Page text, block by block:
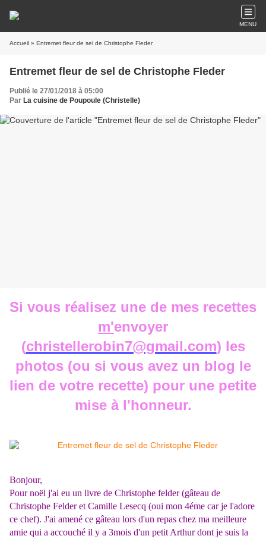
MENU
Accueil » Entremet fleur de sel de Christophe Fleder
Entremet fleur de sel de Christophe Fleder
Publié le 27/01/2018 à 05:00
Par La cuisine de Poupoule (Christelle)
Si vous réalisez une de mes recettes
m'envoyer
(christellerobin7@gmail.com) les
photos (ou si vous avez un blog le
lien de votre recette) pour une petite
mise à l'honneur.
Bonjour,
Pournoël j'ai eu un livre de Christophe felder(gâteau de
Christophe Felderet Camille Lesecq (oui mon 4éme car je l'adore
ce chef). J'ai amené ce gâteau lors d'un repas chez ma meilleure
amie qui a accouché il y a 3mois d'un petit Arthur dont je suis la